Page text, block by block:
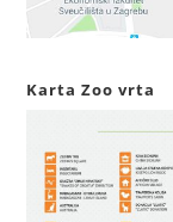
Karta Zoo vrta